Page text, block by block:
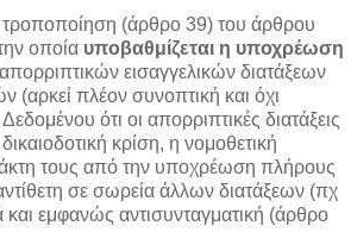
τροποποίηση (άρθρο 39) του άρθρου
οποία υποβαθμίζεται η υποχρέωση
εισαγγελικών διατάξεων
(αρκεί πλέον συνοπτική και όχι
ότι οι απορριπτικές διατάξεις
κρίση, η νομοθετική
τους από την υποχρέωση πλήρους
σε σωρεία άλλων διατάξεων (πχ
εμφανώς αντισυνταγματική (άρθρο